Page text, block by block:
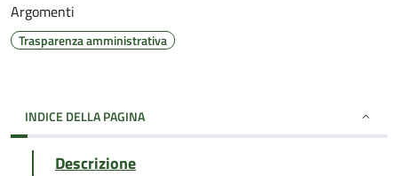
Argomenti
Trasparenza amministrativa
INDICE DELLA PAGINA
Descrizione